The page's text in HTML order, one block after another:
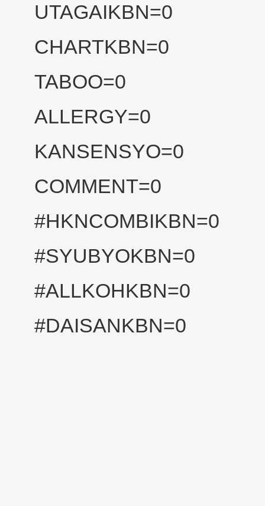
UTAGAIKBN=0
CHARTKBN=0
TABOO=0
ALLERGY=0
KANSENSYO=0
COMMENT=0
#HKNCOMBIKBN=0
#SYUBYOKBN=0
#ALLKOHKBN=0
#DAISANKBN=0